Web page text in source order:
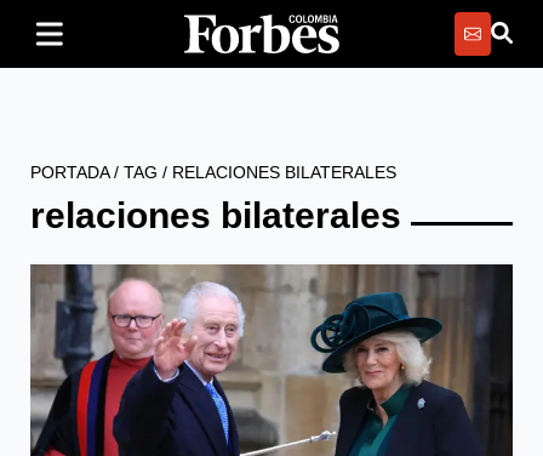
PORTADA/ TAG / RELACIONES BILATERALES
relaciones bilaterales